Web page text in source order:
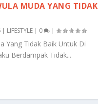
MUDA YANG TIDAK
| LIFESTYLE | 0 |
Yang Tidak Baik Untuk Di
Berdampak Tidak...